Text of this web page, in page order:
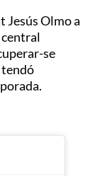
Jesús Olmo a
central
se
tendó